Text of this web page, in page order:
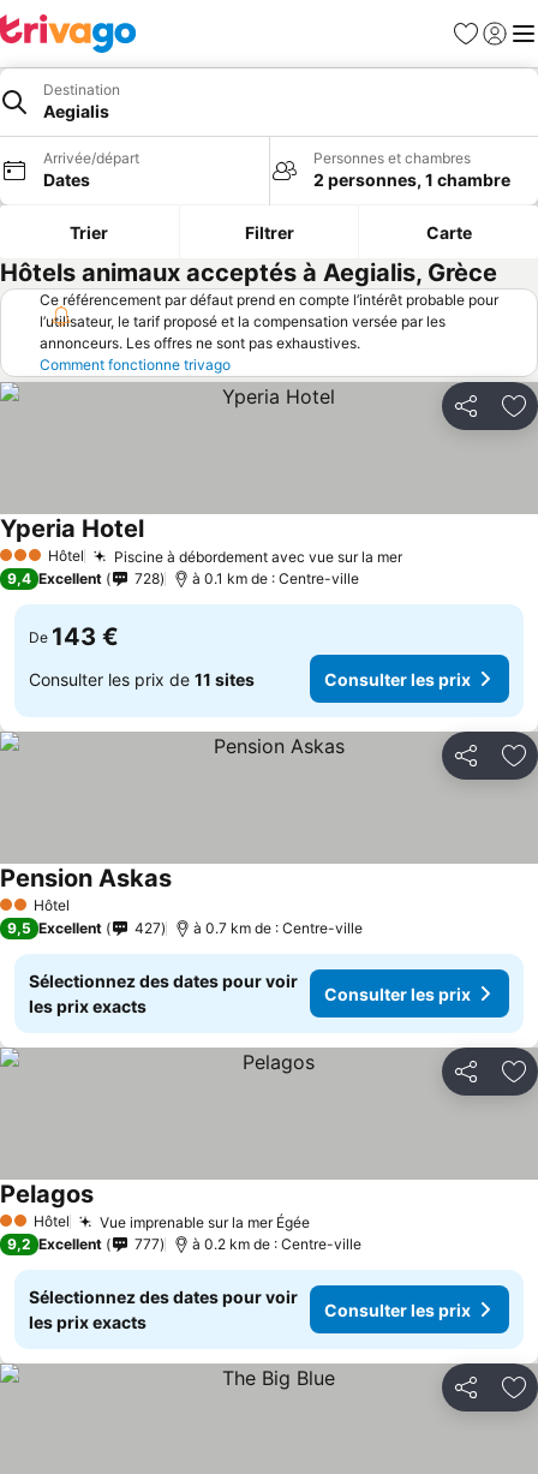
Favoris
Se
Destination
Aegialis
Arrivée/départ
Dates
Personnes et chambres
2 personnes, 1 chambre
Trier Filtrer Carte
Hôtels animaux acceptés à Aegialis, Grèce
Ce référencement par défaut prend en compte l’intérêt probable pour
l’utilisateur, le tarif proposé et la compensation versée par les
annonceurs. Les offres ne sont pas exhaustives.
Comment fonctionne trivago
Partager
3 ÉtoilesHôtel Piscine à débordement avec vue sur la mer
Yperia Hotel
9,4 Excellent 728 à 0.1 km de : Centre-ville
De 143 €
Consulter les prix de 11 sites Consulter les prix
Partager
2 Étoiles
Hôtel
Pension Askas
9,5 Excellent 427 à 0.7 km de : Centre-ville
Sélectionnez des dates pour voir
les prix exacts
Consulter les prix
Partager
2 Étoiles
Hôtel Vue imprenable sur la mer Égée
Pelagos
9,2 Excellent 777 à 0.2 km de : Centre-ville
Sélectionnez des dates pour voir
les prix exacts
Consulter les prix
Partager